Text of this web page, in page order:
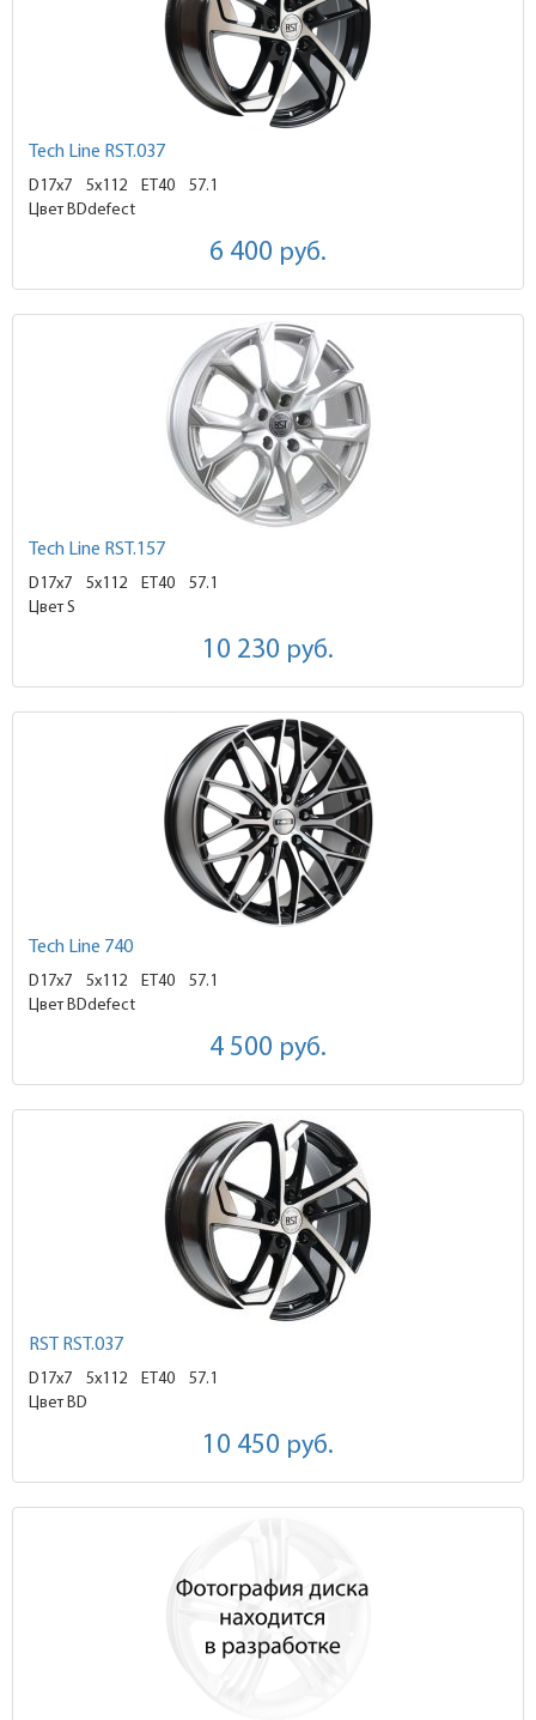
Tech Line RST.037
D17x7 5x112 ET40
57.1
Цвет BDdefect
6 400 руб.
Tech Line RST.157
D17x7 5x112 ET40
57.1
Цвет S
10 230 руб.
Tech Line 740
D17x7 5x112 ET40
57.1
Цвет BDdefect
4 500 руб.
RST RST.037
D17x7 5x112 ET40
57.1
Цвет BD
10 450 руб.